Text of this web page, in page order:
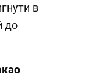
в
до